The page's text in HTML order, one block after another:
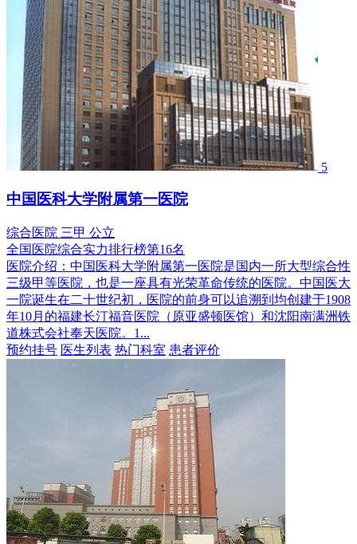
5
中国医科大学附属第一医院
综合医院 三甲 公立
全国医院综合实力排行榜第16名
医院介绍： 中国医科大学附属第一医院是国内一所大型综合性
三级甲等医院，也是一座具有光荣革命传统的医院。中国医大
一院诞生在二十世纪初，医院的前身可以追溯到均创建于1908
年10月的福建长汀福音医院（原亚盛顿医馆）和沈阳南满洲铁
道株式会社奉天医院。1...
预约挂号 医生列表 热门科室 患者评价